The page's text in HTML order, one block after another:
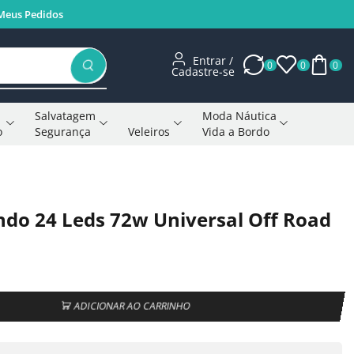
Pedidos
Entrar /
Cadastre-se 0 0 0
Salvatagem
Segurança
Veleiros
Moda Náutica
Vida a Bordo
24 Leds 72w Universal Off Road
ADICIONAR AO CARRINHO